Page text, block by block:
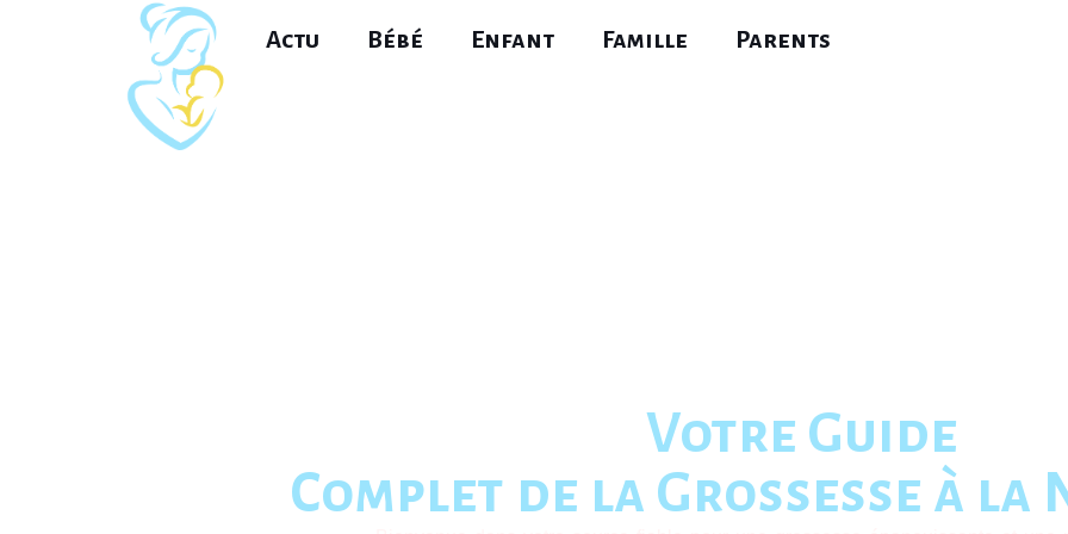
Actu Bébé Enfant Famille Parents
Votre Guide
Complet de la Grossesse à la